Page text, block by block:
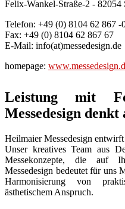
Felix-Wankel-Straße-2 - 82054
Telefon: +49 (0) 8104 62 867 -
Fax: +49 (0) 8104 62 867 67
E-Mail: info(at)messedesign.de
homepage:
Leistung mit
Messedesign
Heilmaier Messedesign
Unser kreatives Team aus
Messekonzepte, die auf
Messedesign bedeutet für uns
Harmonisierung von
ästhetischem Anspruch.